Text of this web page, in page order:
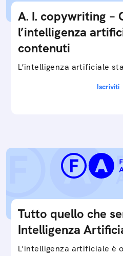
A. I. copywriting –
l’intelligenza
contenuti
L’intelligenza artificiale
interpretazione dei big
Iscriviti
Tutto quello che
Intelligenza
L’intelligenza artificiale è